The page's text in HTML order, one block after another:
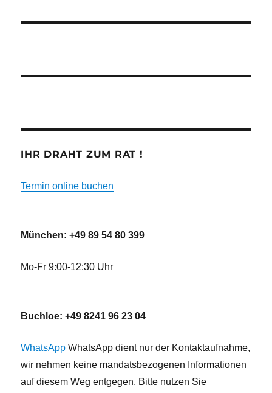
IHR DRAHT ZUM RAT !
Termin online buchen
München: +49 89 54 80 399
Mo-Fr 9:00-12:30 Uhr
Buchloe: +49 8241 96 23 04
WhatsApp WhatsApp dient nur der Kontaktaufnahme,
wir nehmen keine mandatsbezogenen Informationen
auf diesem Weg entgegen. Bitte nutzen Sie